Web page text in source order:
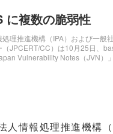
に複数の脆弱性
理推進機構（IPA）および一般
（JPCERT/CC）は10月25日、
Vulnerability Notes（JVN）」
人情報処理推進機構